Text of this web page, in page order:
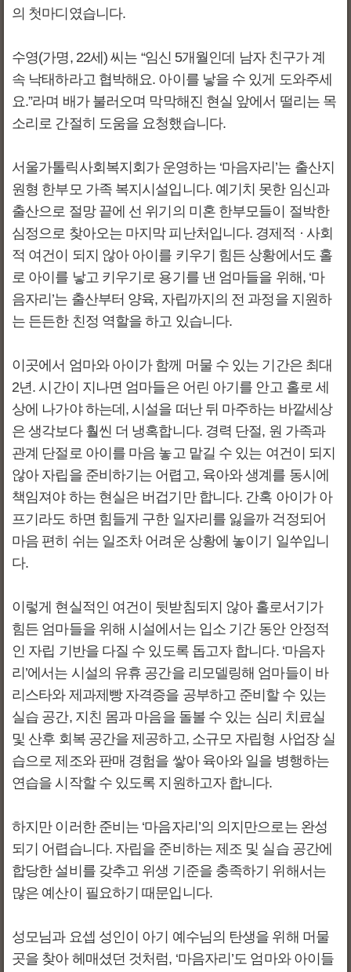
의 첫마디였습니다.
수영(가명, 22세) 씨는 “임신 5개월인데 남자 친구가 계
속 낙태하라고 협박해요. 아이를 낳을 수 있게 도와주세
요.”라며 배가 불러오며 막막해진 현실 앞에서 떨리는 목
소리로 간절히 도움을 요청했습니다.
서울가톨릭사회복지회가 운영하는 ‘마음자리’는 출산지
원형 한부모 가족 복지시설입니다. 예기치 못한 임신과
출산으로 절망 끝에 선 위기의 미혼 한부모들이 절박한
심정으로 찾아오는 마지막 피난처입니다. 경제적 · 사회
적 여건이 되지 않아 아이를 키우기 힘든 상황에서도 홀
로 아이를 낳고 키우기로 용기를 낸 엄마들을 위해, ‘마
음자리’는 출산부터 양육, 자립까지의 전 과정을 지원하
는 든든한 친정 역할을 하고 있습니다.
이곳에서 엄마와 아이가 함께 머물 수 있는 기간은 최대
2년. 시간이 지나면 엄마들은 어린 아기를 안고 홀로 세
상에 나가야 하는데, 시설을 떠난 뒤 마주하는 바깥세상
은 생각보다 훨씬 더 냉혹합니다. 경력 단절, 원 가족과
관계 단절로 아이를 마음 놓고 맡길 수 있는 여건이 되지
않아 자립을 준비하기는 어렵고, 육아와 생계를 동시에
책임져야 하는 현실은 버겁기만 합니다. 간혹 아이가 아
프기라도 하면 힘들게 구한 일자리를 잃을까 걱정되어
마음 편히 쉬는 일조차 어려운 상황에 놓이기 일쑤입니
다.
이렇게 현실적인 여건이 뒷받침되지 않아 홀로서기가
힘든 엄마들을 위해 시설에서는 입소 기간 동안 안정적
인 자립 기반을 다질 수 있도록 돕고자 합니다. ‘마음자
리’에서는 시설의 유휴 공간을 리모델링해 엄마들이 바
리스타와 제과제빵 자격증을 공부하고 준비할 수 있는
실습 공간, 지친 몸과 마음을 돌볼 수 있는 심리 치료실
및 산후 회복 공간을 제공하고, 소규모 자립형 사업장 실
습으로 제조와 판매 경험을 쌓아 육아와 일을 병행하는
연습을 시작할 수 있도록 지원하고자 합니다.
하지만 이러한 준비는 ‘마음자리’의 의지만으로는 완성
되기 어렵습니다. 자립을 준비하는 제조 및 실습 공간에
합당한 설비를 갖추고 위생 기준을 충족하기 위해서는
많은 예산이 필요하기 때문입니다.
성모님과 요셉 성인이 아기 예수님의 탄생을 위해 머물
곳을 찾아 헤매셨던 것처럼, ‘마음자리’도 엄마와 아이들